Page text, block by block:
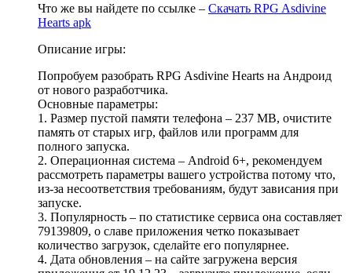
Что же вы найдете по ссылке – Скачать RPG Asdivine
Hearts apk
Описание игры:
Попробуем разобрать RPG Asdivine Hearts на Андроид
от нового разработчика.
Основные параметры:
1. Размер пустой памяти телефона – 237 MB, очистите
память от старых игр, файлов или программ для
полного запуска.
2. Операционная система – Android 6+, рекомендуем
рассмотреть параметры вашего устройства потому что,
из-за несоответствия требованиям, будут зависания при
запуске.
3. Популярность – по статистике сервиса она составляет
79139809, о славе приложения четко показывает
количество загрузок, сделайте его популярнее.
4. Дата обновления – на сайте загружена версия